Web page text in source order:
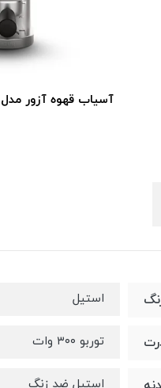
آسیاب قهوه آزور مدل AZ-244CG
استیل
توربو ۳۰۰ وات
استیل ضد زنگ